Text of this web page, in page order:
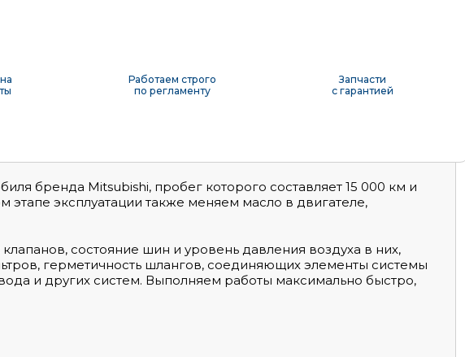
Работаем строго
по регламенту
Запчасти
с гарантией
бренда Mitsubishi, пробег которого составляет 15 000 км и
этапе эксплуатации также меняем масло в двигателе,
состояние шин и уровень давления воздуха в них,
герметичность шлангов, соединяющих элементы системы
и других систем. Выполняем работы максимально быстро,